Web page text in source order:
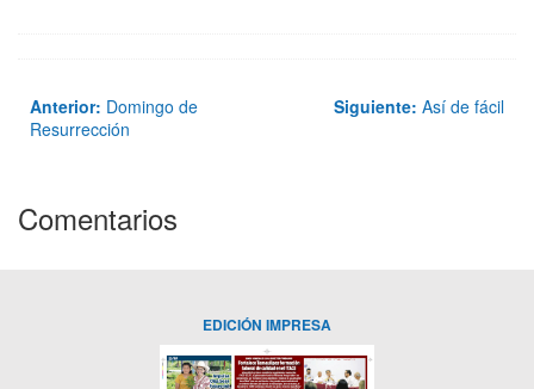
Anterior: Domingo de
Resurrección
Siguiente: Así de fácil
Comentarios
EDICIÓN IMPRESA